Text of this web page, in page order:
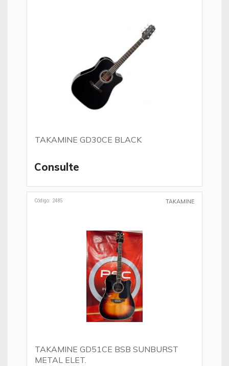
TAKAMINE GD30CE BLACK
Consulte
Código: 2485 TAKAMINE
TAKAMINE GD51CE BSB SUNBURST
METAL ELET.